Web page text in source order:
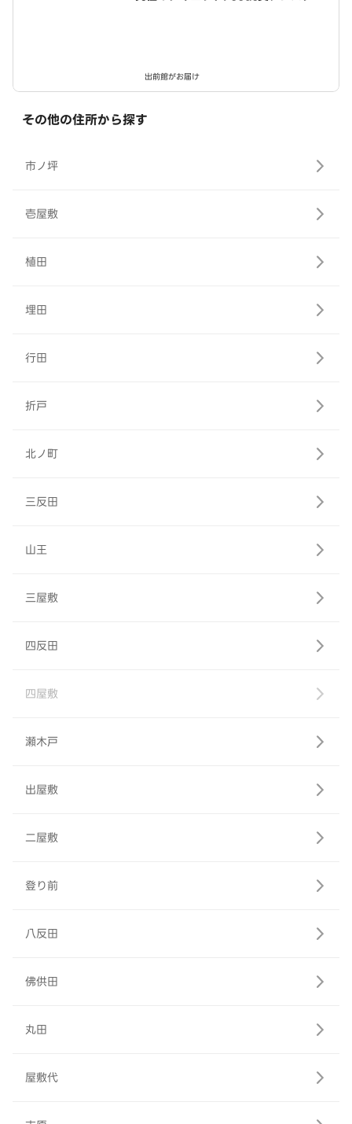
出前館がお届け
その他の住所から探す
市ノ坪
壱屋敷
植田
埋田
行田
折戸
北ノ町
三反田
山王
三屋敷
四反田
四屋敷
瀬木戸
出屋敷
二屋敷
登り前
八反田
佛供田
丸田
屋敷代